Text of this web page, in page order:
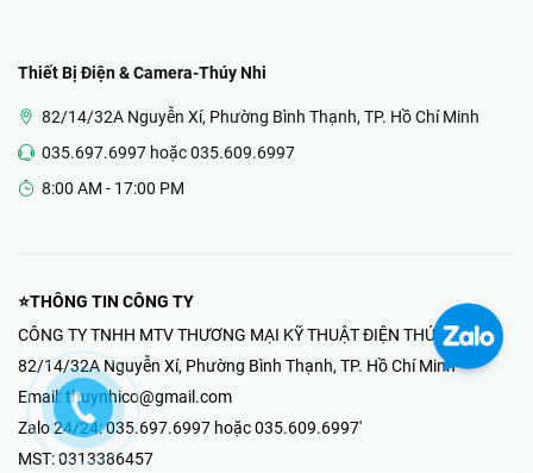
Thiết Bị Điện & Camera-Thúy Nhi
82/14/32A Nguyễn Xí, Phường Bình Thạnh, TP. Hồ Chí Minh
035.697.6997 hoặc 035.609.6997
8:00 AM - 17:00 PM
⭐THÔNG TIN CÔNG TY
CÔNG TY TNHH MTV THƯƠNG MẠI KỸ THUẬT ĐIỆN THÚY NHI
82/14/32A Nguyễn Xí, Phường Bình Thạnh, TP. Hồ Chí Minh
Email: thuynhico@gmail.com
Zalo 24/24:035.697.6997 hoặc 035.609.6997'
MST:0313386457